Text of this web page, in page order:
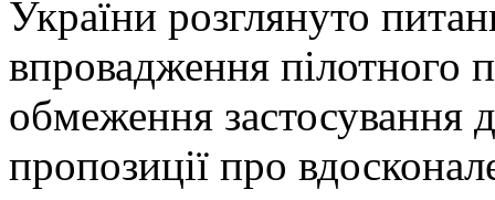
України розглянуто
впровадження пілотного
обмеження застосування
пропозиції про